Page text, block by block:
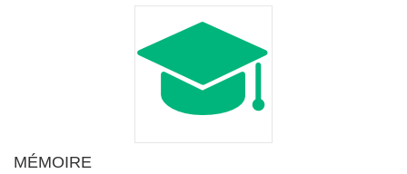
MÉMOIRE